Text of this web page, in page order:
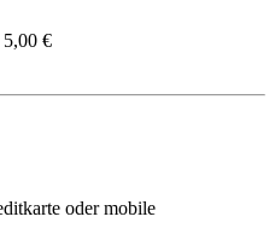
5,00 €
oder mobile